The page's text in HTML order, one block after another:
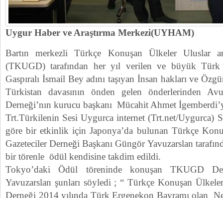
Uygur Haber ve Araştırma Merkezi(UYHAM)
Bartın merkezli Türkçe Konuşan Ülkeler Uluslar
(TKUGD) tarafından her yıl verilen ve büyük Türk
Gaspıralı İsmail Bey adını taşıyan İnsan hakları ve
Türkistan davasının önden gelen önderlerinden
Derneği’nın kurucu başkanı Mücahit Ahmet
Trt.Türkilenin Sesi Uygurca internet (Trt.net/Uygurca)
göre bir etkinlik için Japonya’da bulunan Türkçe
Gazeteciler Derneği Başkanı Güngör Yavuzarslan
bir törenle ödül kendisine takdim edildi.
Tokyo’daki Ödül töreninde konuşan TKUGD
Yavuzarslan şunları söyledi ; “ Türkçe Konuşan
Derneği 2014 yılında Türk Ergenekon Bayramı olan